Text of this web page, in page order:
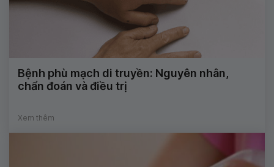
Bệnh phù mạch di truyền: Nguyên nhân,
chẩn đoán và điều trị
Xem thêm